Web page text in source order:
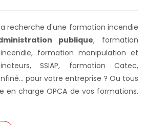
recherche d'une formation incendie
publique, formation
formation manipulation et
SSIAP, formation Catec,
pour votre entreprise ? Ou tous
en charge OPCA de vos formations.